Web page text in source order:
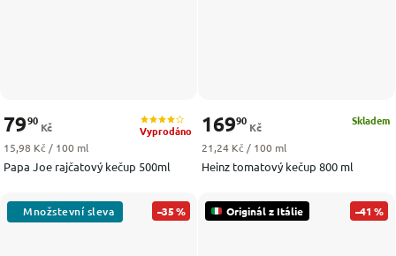
Papa Joe rajčatový kečup 500ml
Vyprodáno
7990
Kč
Měrná cena:
15,98 Kč / 100 ml
Heinz tomatový kečup 800 ml
Skladem
16990
Kč
Měrná cena:
21,24 Kč / 100 ml
–35 % Originál z Itálie –41 %